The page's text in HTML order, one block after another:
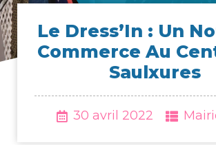
Le Dress’In : Un
Com­merce Au
Saulxures
30 avril 2022